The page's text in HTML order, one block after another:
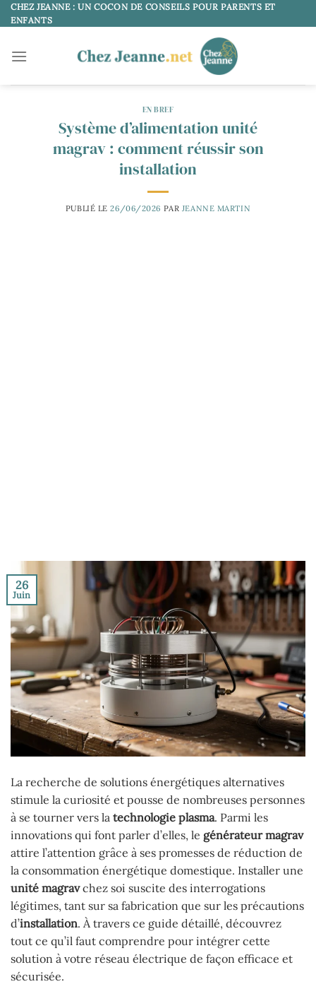
Passer
au
CHEZ JEANNE : UN COCON DE CONSEILS POUR PARENTS ET
ENFANTS
EN BREF
Système d’alimentation unité
magrav : comment réussir son
installation
PUBLIÉ LE26/06/2026 PAR JEANNE MARTIN
26
Juin
La recherche de solutions énergétiques alternatives
stimule la curiosité et pousse de nombreuses personnes
à se tourner vers la technologie plasma. Parmi les
innovations qui font parler d’elles, le générateur magrav
attire l’attention grâce à ses promesses de réduction de
la consommation énergétique domestique. Installer une
unité magravchez soi suscite des interrogations
légitimes, tant sur sa fabrication que sur les précautions
d’installation. À travers ce guide détaillé, découvrez
tout ce qu’il faut comprendre pour intégrer cette
solution à votre réseau électrique de façon efficace et
sécurisée.